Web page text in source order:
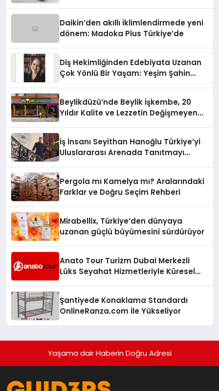
Daikin’den akıllı iklimlendirmede yeni
dönem: Madoka Plus Türkiye’de
Diş Hekimliğinden Edebiyata Uzanan
Çok Yönlü Bir Yaşam: Yeşim Şahin
Beylikdüzü’nde Beylik İşkembe, 20
Yıldır Kalite ve Lezzetin Değişmeyen
İş İnsanı Seyithan Hanoğlu Türkiye’yi
Uluslararası Arenada Tanıtmayı
Pergola mı Kamelya mı? Aralarındaki
Farklar ve Doğru Seçim Rehberi
Mirabellix, Türkiye’den dünyaya
uzanan güçlü büyümesini sürdürüyor
Anato Tour Turizm Dubai Merkezli
Lüks Seyahat Hizmetleriyle Küresel
Şantiyede Konaklama Standardı
OnlineRanza.com İle Yükseliyor
Yaşama dair Haberin Doğru Adresi